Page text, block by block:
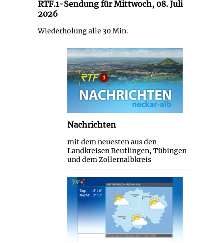
RTF.1-Sendung für Mittwoch, 08. Juli
2026
Wiederholung alle 30 Min.
Nachrichten
mit dem neuesten aus den
Landkreisen Reutlingen, Tübingen
und dem Zollernalbkreis